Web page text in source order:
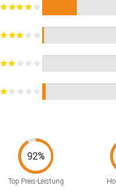
Top Preis-Leistung